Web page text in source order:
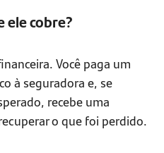
ele cobre?
Você paga um
à seguradora e, se
recebe uma
o que foi perdido.